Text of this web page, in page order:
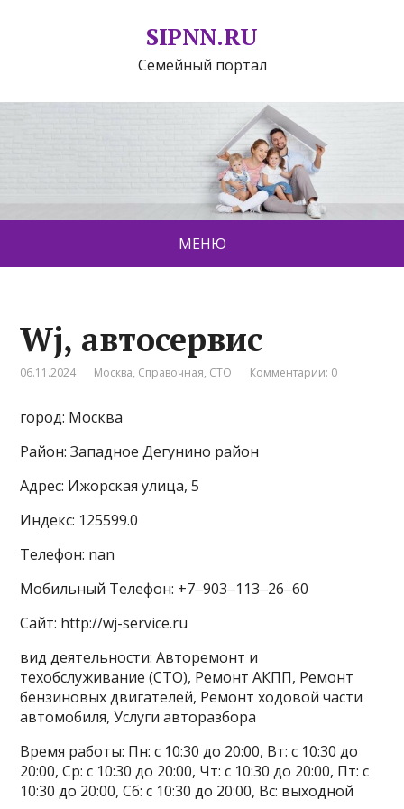
SIPNN.RU
Семейный портал
МЕНЮ
Wj, автосервис
06.11.2024 Москва, Справочная, СТО Комментарии: 0
город: Москва
Район: Западное Дегунино район
Адрес: Ижорская улица, 5
Индекс: 125599.0
Телефон: nan
Мобильный Телефон: +7‒903‒113‒26‒60
Сайт: http://wj-service.ru
вид деятельности: Авторемонт и
техобслуживание (СТО), Ремонт АКПП, Ремонт
бензиновых двигателей, Ремонт ходовой части
автомобиля, Услуги авторазбора
Время работы: Пн: с 10:30 до 20:00, Вт: с 10:30 до
20:00, Ср: с 10:30 до 20:00, Чт: с 10:30 до 20:00, Пт: с
10:30 до 20:00, Сб: с 10:30 до 20:00, Вс: выходной